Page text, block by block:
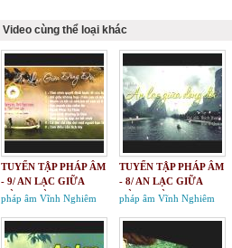
Video cùng thể loại khác
TUYỂN TẬP PHÁP ÂM
- 9/ AN LẠC GIỮA
DÒNG ĐỜI
pháp âm Vĩnh Nghiêm
TUYỂN TẬP PHÁP ÂM
- 8/ AN LẠC GIỮA
DÒNG ĐỜI
pháp âm Vĩnh Nghiêm